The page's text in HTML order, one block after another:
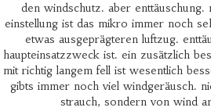
den windschutz. aber
einstellung ist das mikro immer noch
etwas ausgeprägteren luftzug.
haupteinsatzzweck ist. ein zusätzlich
mit richtig langem fell ist wesentlich
gibts immer noch viel windgeräusch.
strauch, sondern von wind